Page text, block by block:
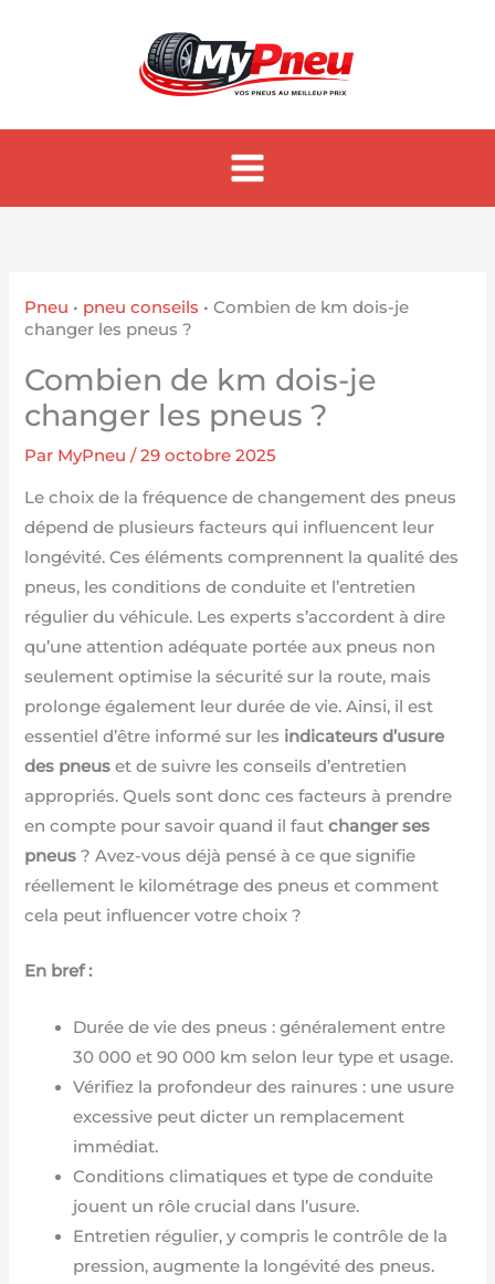
Pneu • pneu conseils •Combien de km dois-je
changer les pneus ?
Combien de km dois-je
changer les pneus ?
Par MyPneu/29 octobre 2025
Le choix de la fréquence de changement des pneus
dépend de plusieurs facteurs qui influencent leur
longévité. Ces éléments comprennent la qualité des
pneus, les conditions de conduite et l’entretien
régulier du véhicule. Les experts s’accordent à dire
qu’une attention adéquate portée aux pneus non
seulement optimise la sécurité sur la route, mais
prolonge également leur durée de vie. Ainsi, il est
essentiel d’être informé sur les indicateurs d’usure
des pneus et de suivre les conseils d’entretien
appropriés. Quels sont donc ces facteurs à prendre
en compte pour savoir quand il fautchanger ses
pneus ? Avez-vous déjà pensé à ce que signifie
réellement le kilométrage des pneus et comment
cela peut influencer votre choix ?
En bref :
Durée de vie des pneus : généralement entre
30 000 et 90 000 km selon leur type et usage.
Vérifiez la profondeur des rainures : une usure
excessive peut dicter un remplacement
immédiat.
Conditions climatiques et type de conduite
jouent un rôle crucial dans l’usure.
Entretien régulier, y compris le contrôle de la
pression, augmente la longévité des pneus.